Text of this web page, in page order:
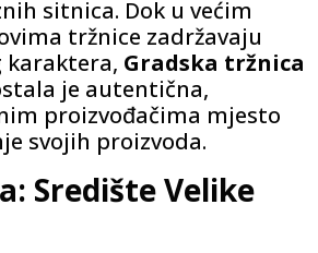
sitnica. Dok u većim
tržnice zadržavaju
Gradska tržnica
je autentična,
proizvođačima mjesto
svojih proizvoda.
Središte Velike